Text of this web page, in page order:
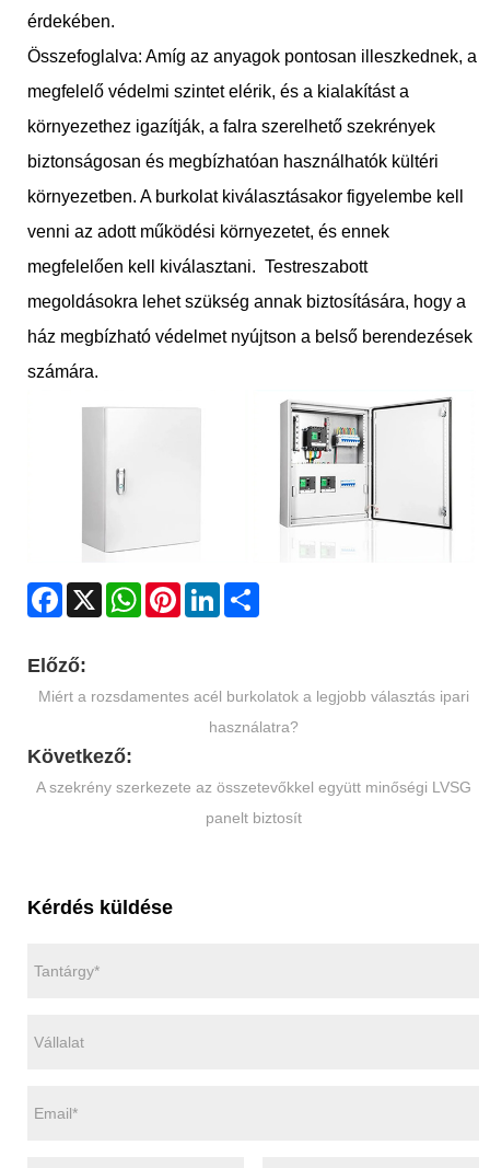
érdekében.
Összefoglalva: Amíg az anyagok pontosan illeszkednek, a
megfelelő védelmi szintet elérik, és a kialakítást a
környezethez igazítják, a falra szerelhető szekrények
biztonságosan és megbízhatóan használhatók kültéri
környezetben. A burkolat kiválasztásakor figyelembe kell
venni az adott működési környezetet, és ennek
megfelelően kell kiválasztani. Testreszabott
megoldásokra lehet szükség annak biztosítására, hogy a
ház megbízható védelmet nyújtson a belső berendezések
számára.
Facebook
X WhatsAppPinterestLinkedIn
Előző:
Miért a rozsdamentes acél burkolatok a legjobb választás ipari
használatra?
Következő:
A szekrény szerkezete az összetevőkkel együtt minőségi LVSG
panelt biztosít
Kérdés küldése